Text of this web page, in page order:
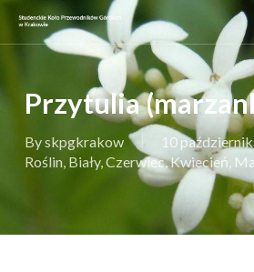
main
Przytulia
Byskpgkrakow 10
Roślin, Biały,Czerwiec,Kwiecień